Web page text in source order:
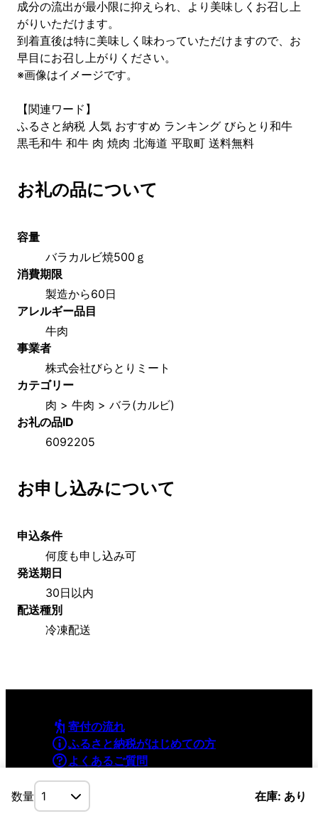
数量 在庫: あり
成分の流出が最小限に抑えられ、より美味しくお召し上
がりいただけます。
到着直後は特に美味しく味わっていただけますので、お
早目にお召し上がりください。
※画像はイメージです。
【関連ワード】
ふるさと納税 人気 おすすめ ランキング びらとり和牛
黒毛和牛 和牛 肉 焼肉 北海道 平取町 送料無料
お礼の品について
容量
バラカルビ焼500ｇ
消費期限
製造から60日
アレルギー品目
牛肉
事業者
株式会社びらとりミート
カテゴリー
肉 > 牛肉 > バラ(カルビ)
お礼の品ID
6092205
お申し込みについて
申込条件
何度も申し込み可
発送期日
30日以内
配送種別
冷凍配送
寄付の流れ
ふるさと納税がはじめての方
よくあるご質問
利用規約
プライバシーポリシー